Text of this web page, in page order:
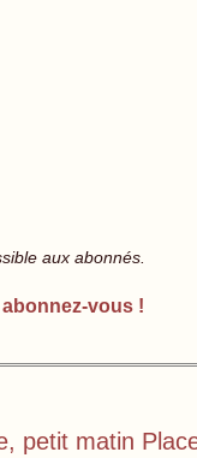
aux abonnés.
vous !
petit matin